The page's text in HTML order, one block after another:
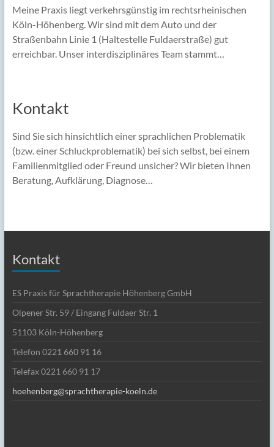
Meine Praxis liegt verkehrsgünstig im rechtsrheinischen
Köln-Höhenberg. Wir sind mit dem Auto und der
Straßenbahn Linie 1 (Haltestelle Fuldaerstraße) gut
erreichbar. Unser interdisziplinäres Team stammt…
Kontakt
Sind Sie sich hinsichtlich einer sprachlichen Problematik
(bzw. einer Schluckproblematik) bei sich selbst, bei einem
Familienmitglied oder Freund unsicher? Wir bieten Ihnen
Beratung, Aufklärung, Diagnose…
Kontakt
ESPraxis für Sprachtherapie Höhenberg GmbH
Olpener Str. 59 / Eingang Fuldaer Str. 1
51103 Köln-Höhenberg
Telefon 0221 660 91 16
Telefax 0221 660 91 17
hoehenberg@sprachtherapie-koeln.de